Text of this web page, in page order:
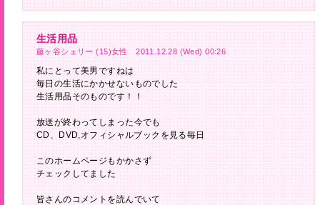
生活用品
藤ヶ谷シェリー (15)女性 2011.12.28 (Wed) 00:26
私にとって美男ですねは
毎日の生活にかかせないものでした
生活用品そのものです！！
放送が終わってしまった今でも
CD、DVD,オフィシャルブックを見る毎日
このホームページもかかさず
チェックしてました
皆さんのコメントを読んでいて